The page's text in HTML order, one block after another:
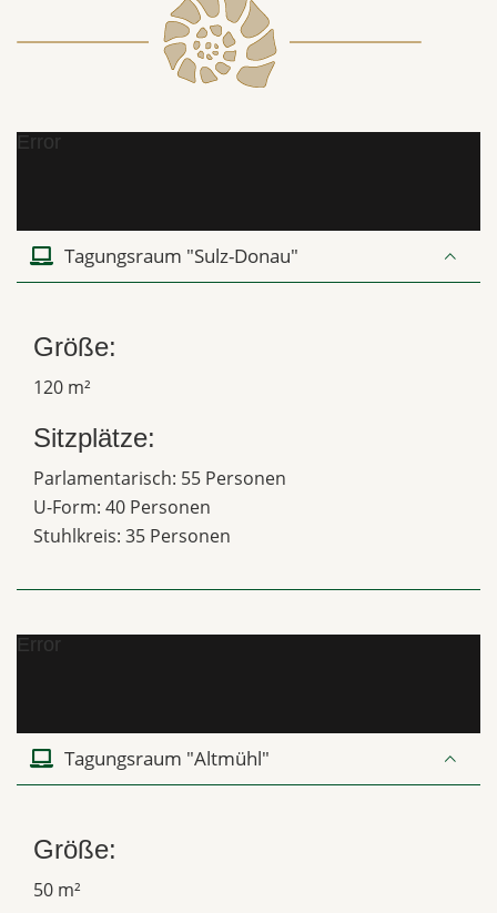
Error
Tagungsraum "Sulz-Donau"
Größe:
120 m²
Sitzplätze:
Parlamentarisch: 55 Personen
U-Form: 40 Personen
Stuhlkreis: 35 Personen
Error
Tagungsraum "Altmühl"
Größe:
50 m²